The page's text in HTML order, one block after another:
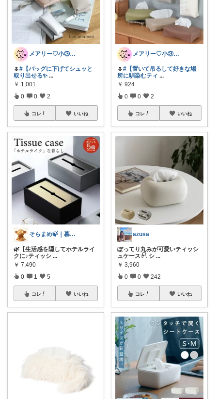
メアリー♡小③女の子のママ•᎑•ꕤ
🌷#【バッグに下げてシュッと
取り出せる✨️ ...
￥ 1,001
0 0 2
コレ いいね
そらまめ🍃｜暮らしの便利グッズ
🌿【生活感を隠してホテルライ
クに♪ティッシ ...
￥ 7,490
0 1 5
コレ いいね
メアリー♡小③女の子のママ•᎑•ꕤ
🌷#【置いて吊るして好きな場
所に馴染むティ ...
￥ 924
0 0 2
コレ いいね
azusa
ぽってり丸みが可愛いティッシ
ュケース𓍯 シ ...
￥ 3,960
0 0 242
コレ いいね